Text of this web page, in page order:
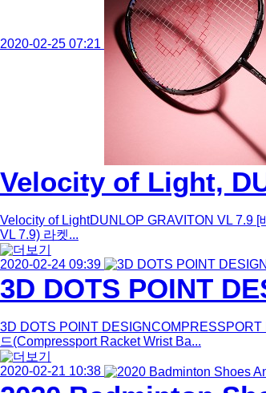
2020-02-25 07:21
Velocity of Light,
Velocity of LightDUNLOP GRAVITON VL 7.9
VL 7.9) 라켓...
2020-02-24 09:39
3D DOTS POINT
3D DOTS POINT
드(Compressport Racket Wrist Ba...
2020-02-21 10:38